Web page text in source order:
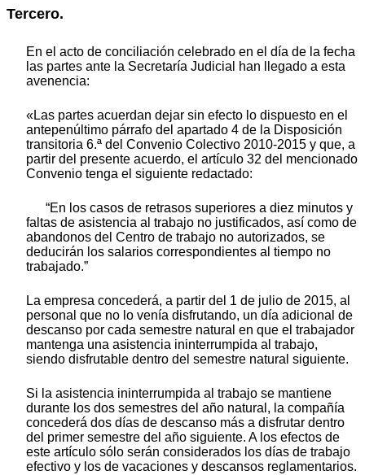
Tercero.
En el acto de conciliación celebrado en el día de la fecha
las partes ante la Secretaría Judicial han llegado a esta
avenencia:
«Las partes acuerdan dejar sin efecto lo dispuesto en el
antepenúltimo párrafo del apartado 4 de la Disposición
transitoria 6.ª del Convenio Colectivo 2010-2015 y que, a
partir del presente acuerdo, el artículo 32 del mencionado
Convenio tenga el siguiente redactado:
“En los casos de retrasos superiores a diez minutos y
faltas de asistencia al trabajo no justificados, así como de
abandonos del Centro de trabajo no autorizados, se
deducirán los salarios correspondientes al tiempo no
trabajado.”
La empresa concederá, a partir del 1 de julio de 2015, al
personal que no lo venía disfrutando, un día adicional de
descanso por cada semestre natural en que el trabajador
mantenga una asistencia ininterrumpida al trabajo,
siendo disfrutable dentro del semestre natural siguiente.
Si la asistencia ininterrumpida al trabajo se mantiene
durante los dos semestres del año natural, la compañía
concederá dos días de descanso más a disfrutar dentro
del primer semestre del año siguiente. A los efectos de
este artículo sólo serán considerados los días de trabajo
efectivo y los de vacaciones y descansos reglamentarios.